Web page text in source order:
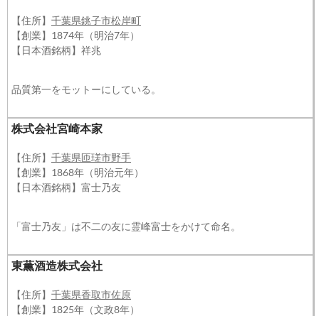
【住所】 千葉県銚子市松岸町
【創業】1874年（明治7年）
【日本酒銘柄】祥兆
品質第一をモットーにしている。
株式会社宮崎本家
【住所】 千葉県匝瑳市野手
【創業】1868年（明治元年）
【日本酒銘柄】富士乃友
「富士乃友」は不二の友に霊峰富士をかけて命名。
東薫酒造株式会社
【住所】 千葉県香取市佐原
【創業】1825年（文政8年）